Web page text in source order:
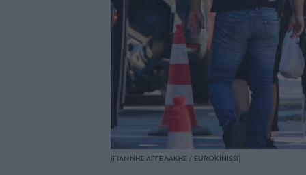
(ΓΙΑΝΝΗΣ ΑΓΓΕΛΑΚΗΣ / EUROKINISSI)